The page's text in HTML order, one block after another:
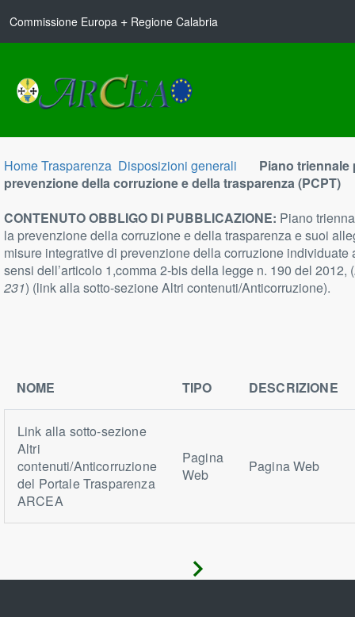
Commissione Europa + Regione Calabria
Home Trasparenza Disposizioni generali
Piano triennale
prevenzione della corruzione e della trasparenza (PCPT)
CONTENUTO OBBLIGO DI PUBBLICAZIONE: Piano
la prevenzione della corruzione e della trasparenza e suoi
misure integrative di prevenzione della corruzione individuate
sensi dell’articolo 1,comma 2-bis della legge n. 190 del 2012, (
231) (link alla sotto-sezione Altri contenuti/Anticorruzione).
NOME TIPO DESCRIZIONE
Link alla sotto-sezione
Altri
contenuti/Anticorruzione
del Portale Trasparenza
ARCEA
Pagina
Web
Pagina Web